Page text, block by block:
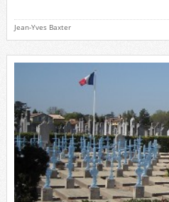
Jean-Yves Baxter